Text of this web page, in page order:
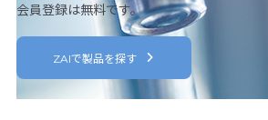
会員登録は無料です。
ZAIで製品を探す